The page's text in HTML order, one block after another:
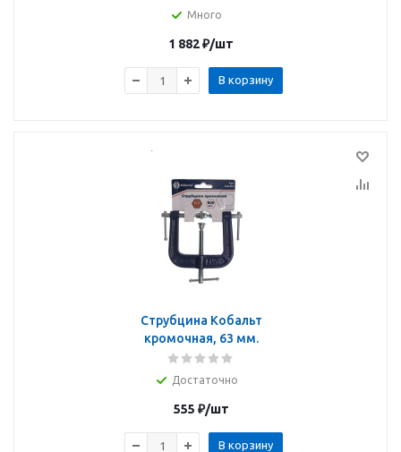
Много
1 882₽/шт
В корзину
Струбцина Кобальт
кромочная, 63 мм.
Достаточно
555 ₽/шт
В корзину